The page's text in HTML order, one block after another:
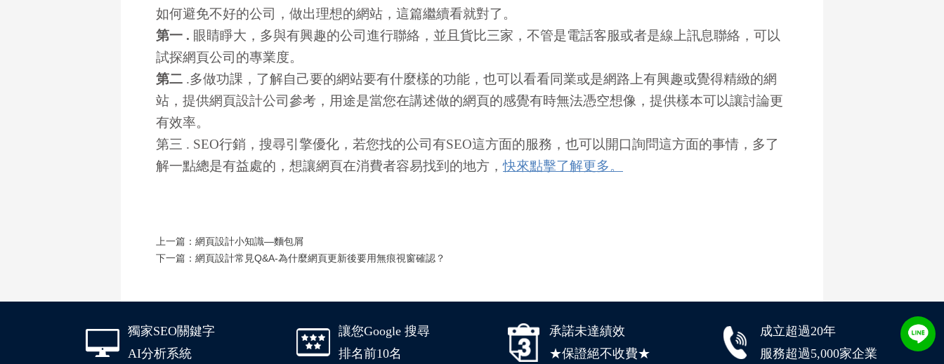
如何避免不好的公司，做出理想的網站，這篇繼續看就對了。
第一 . 眼睛睜大，多與有興趣的公司進行聯絡，並且貨比三家，不管是電話客服或者是線上訊息聯絡，可以
試探網頁公司的專業度。
第二 .多做功課，了解自己要的網站要有什麼樣的功能，也可以看看同業或是網路上有興趣或覺得精緻的網
站，提供網頁設計公司參考，用途是當您在講述做的網頁的感覺有時無法憑空想像，提供樣本可以讓討論更
有效率。
第三 . SEO行銷，搜尋引擎優化，若您找的公司有SEO這方面的服務，也可以開口詢問這方面的事情，多了
解一點總是有益處的，想讓網頁在消費者容易找到的地方，快來點擊了解更多。
上一篇： 網頁設計小知識—麵包屑
下一篇： 網頁設計常見Q&A-為什麼網頁更新後要用無痕視窗確認？
獨家SEO關鍵字
AI分析系統
讓您Google 搜尋
排名前10名
承諾未達績效
★保證絕不收費★
成立超過20年
服務超過5,000家企業